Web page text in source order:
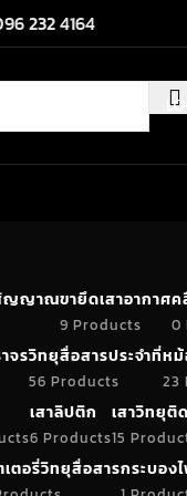
232 4164
ญญาณขายึดเสาอากาศ
9 Products
ค
0
จรวิทยุสื่อสารประจำที่
56 Products
หม้
23
เสาลิปติก
6 Products
เสาวิทยุติ
15
ตอรี่วิทยุสื่อสารกระบอง